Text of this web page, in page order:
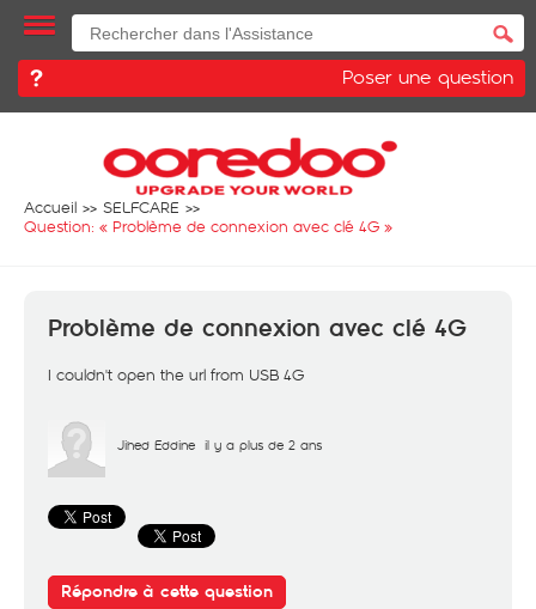
Poser une question
Accueil
SELFCARE
Question: « Problème de connexion avec clé 4G »
Problème de connexion avec clé 4G
I couldn't open the url from USB 4G
Jihed Eddine il y a plus de 2 ans
Répondre à cette question